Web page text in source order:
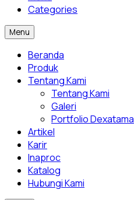
Categories
Menu
Beranda
Produk
Tentang Kami
Tentang Kami
Galeri
Portfolio Dexatama
Artikel
Karir
Inaproc
Katalog
Hubungi Kami